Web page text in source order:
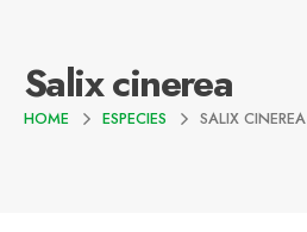
Salix cinerea
HOME ESPECIES SALIX CINEREA